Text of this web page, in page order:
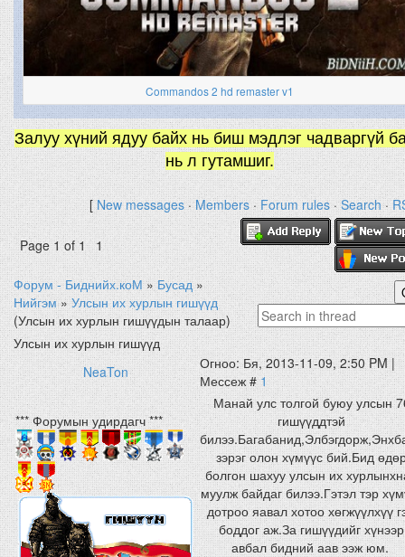
Commandos 2 hd remaster v1
Залуу хүний ядуу байх нь биш мэдлэг чадваргүй
нь л гутамшиг.
[New messages·Members·Forum rules·Search·
Page1of1 1
Форум - Биднийх.коМ » Бусад »
Нийгэм » Улсын их хурлын гишүүд
(Улсын их хурлын гишүүдын талаар)
Улсын их хурлын гишүүд
NeaTon
Огноо: Бя, 2013-11-09, 2:50 PM |
Мессеж #1
*** Форумын удирдагч ***
Манай улс толгой буюу улсын
гишүүддтэй
зэрэг олон хүмүүс бий. Бид
болгон шахуу улсын их
муулж байдаг билээ.Гэтэл тэр
дотроо яавал хотоо хөгжүүлхүү
боддог аж.За гишүүдийг хүнээр
авбал бидний аав ээж юм.